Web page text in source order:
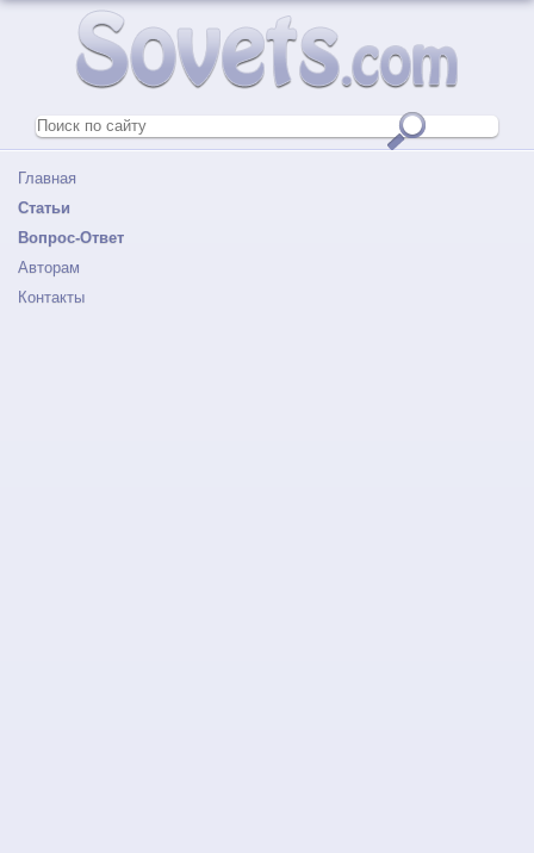
Главная
Статьи
Вопрос-Ответ
Авторам
Контакты